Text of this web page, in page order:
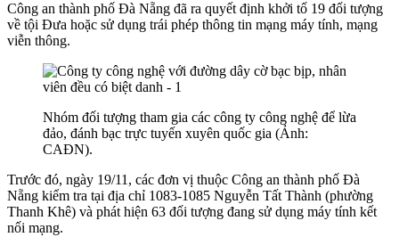
Công an thành phố Đà Nẵng đã ra quyết định khởi tố 19 đối tượng
về tội Đưa hoặc sử dụng trái phép thông tin mạng máy tính, mạng
viễn thông.
Nhóm đối tượng tham gia các công ty công nghệ để lừa
đảo, đánh bạc trực tuyến xuyên quốc gia (Ảnh:
CAĐN).
Trước đó, ngày 19/11, các đơn vị thuộc Công an thành phố Đà
Nẵng kiểm tra tại địa chỉ 1083-1085 Nguyễn Tất Thành (phường
Thanh Khê) và phát hiện 63 đối tượng đang sử dụng máy tính kết
nối mạng.